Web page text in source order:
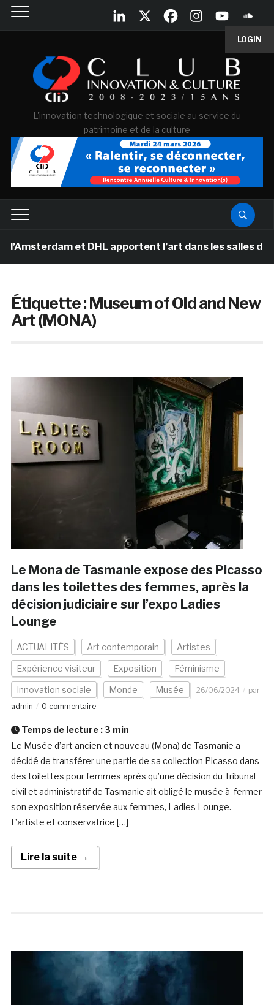
LOGIN
L'innovation technologique et sociale au service du
patrimoine et de la culture
et DHL apportent l’art dans les salles de classe
Étiquette :Museum of Old and New
Art (MONA)
Le Mona de Tasmanie expose des Picasso
dans les toilettes des femmes, après la
décision judiciaire sur l’expo Ladies
Lounge
ACTUALITÉS Art contemporain Artistes
Expérience visiteur Exposition Féminisme
Innovation sociale Monde Musée 26/06/2024
par
admin
0 commentaire
Temps de lecture : 3 min
Le Musée d’art ancien et nouveau (Mona) de Tasmanie a
décidé de transférer une partie de sa collection Picasso dans
des toilettes pour femmes après qu’une décision du Tribunal
civil et administratif de Tasmanie ait obligé le musée à fermer
son exposition réservée aux femmes, Ladies Lounge.
L’artiste et conservatrice […]
Lire la suite →